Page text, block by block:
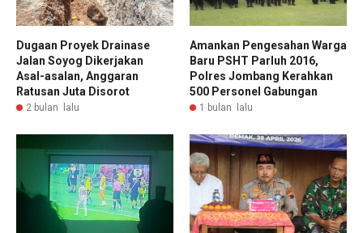
Dugaan Proyek Drainase
Jalan Soyog Dikerjakan
Asal-asalan, Anggaran
Ratusan Juta Disorot
2 bulan lalu
Amankan Pengesahan Warga
Baru PSHT Parluh 2016,
Polres Jombang Kerahkan
500 Personel Gabungan
1 bulan lalu